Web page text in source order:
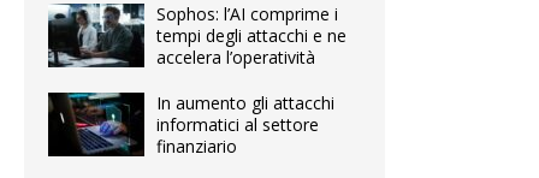
Sophos: l’AI comprime i
tempi degli attacchi e ne
accelera l’operatività
In aumento gli attacchi
informatici al settore
finanziario